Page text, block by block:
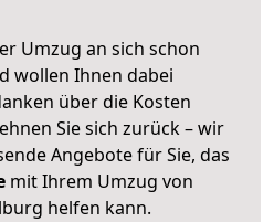
Umzug an sich schon
wollen Ihnen dabei
über die Kosten
Sie sich zurück – wir
Angebote für Sie, das
mit Ihrem Umzug von
helfen kann.